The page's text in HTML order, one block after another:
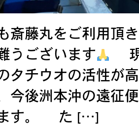
斎藤丸をご利用頂
うございます
現
タチウオの活性が
今後洲本沖の遠征
す。 た […]